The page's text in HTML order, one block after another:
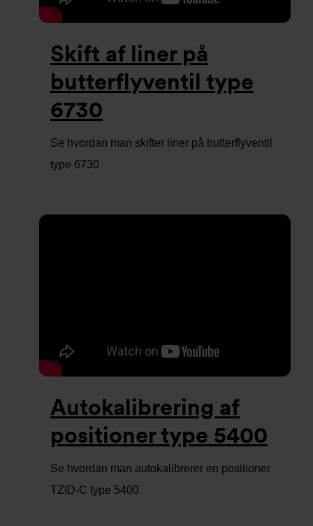
Skift af liner på
butterflyventil type
6730
Se hvordan man skifter liner på butterflyventil
type 6730
Autokalibrering af
positioner type 5400
Se hvordan man autokalibrerer en positioner
TZID-C type 5400